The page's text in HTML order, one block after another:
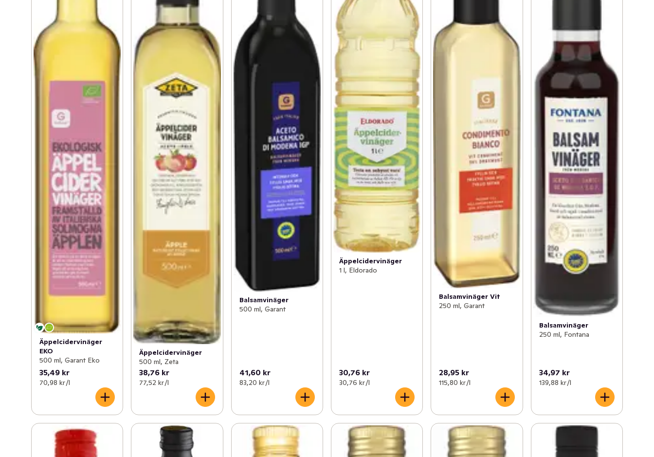
Äppelcidervinäger
EKO
500 ml, Garant Eko
35,49 kr
70,98 kr /l
Äppelcidervinäger
500 ml, Zeta
38,76 kr
77,52 kr /l
Balsamvinäger
500 ml, Garant
41,60 kr
83,20 kr /l
Äppelcidervinäger
1 l, Eldorado
30,76 kr
30,76 kr /l
Balsamvinäger Vit
250 ml, Garant
28,95 kr
115,80 kr /l
Balsamvinäger
250 ml, Fontana
34,97 kr
139,88 kr /l